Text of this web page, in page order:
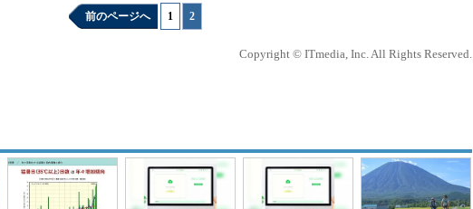
前のページへ 1 2
Copyright © ITmedia, Inc. All Rights Reserved.